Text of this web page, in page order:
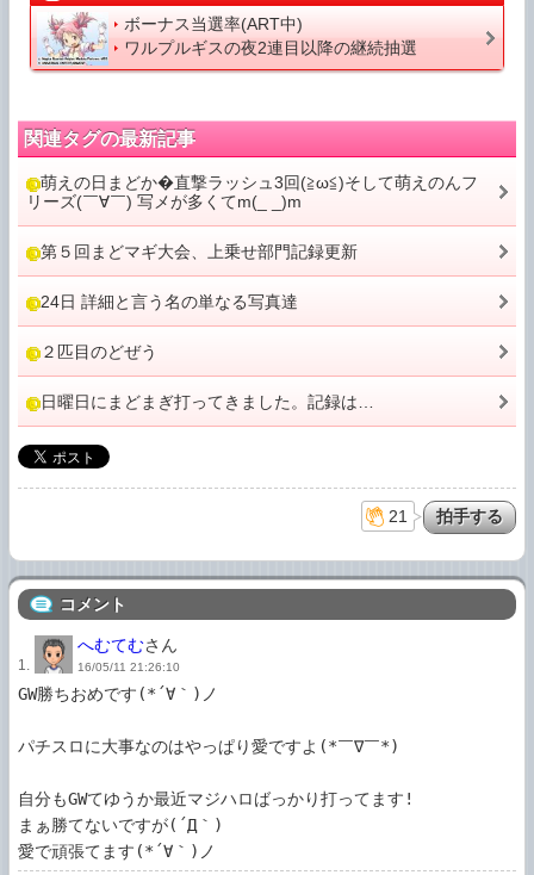
ボーナス当選率(ART中)
ワルプルギスの夜2連目以降の継続抽選
関連タグの最新記事
萌えの日まどか�直撃ラッシュ3回(≧ω≦)そして萌えのんフ
リーズ(￣∀￣) 写メが多くてm(_ _)m
第５回まどマギ大会、上乗せ部門記録更新
24日 詳細と言う名の単なる写真達
２匹目のどぜう
日曜日にまどまぎ打ってきました。記録は…
21
コメント
1.
へむてむさん
16/05/11 21:26:10
GW勝ちおめです(*´∀｀)ノ
パチスロに大事なのはやっぱり愛ですよ(*￣∇￣*)
自分もGWてゆうか最近マジハロばっかり打ってます!
まぁ勝てないですが(´Д｀)
愛で頑張てます(*´∀｀)ノ